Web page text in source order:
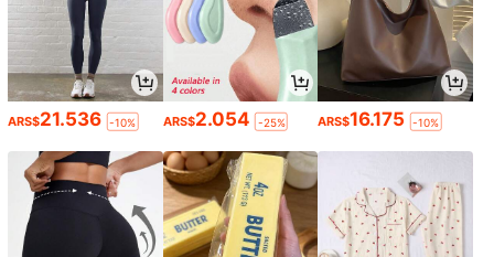
ARS$21.536 -10% ARS$2.054 -25% ARS$16.175 -10%